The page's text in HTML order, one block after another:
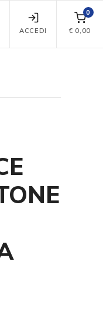
ACCEDI
0
€ 0,00